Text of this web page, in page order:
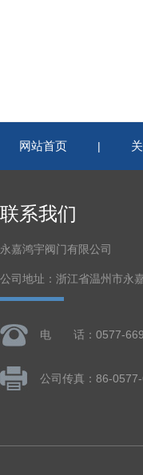
网站首页 |
联系我们
永嘉鸿宇阀门有限公司
公司地址：浙江省温州市永
电 话：0577-